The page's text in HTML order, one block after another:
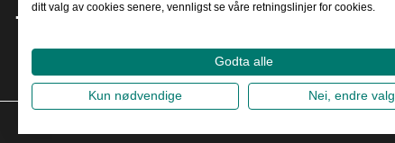
ditt valg av cookies senere, vennligst se våre retningslinjer for cookies.
Godta alle
Kun nødvendige Nei, endre valg